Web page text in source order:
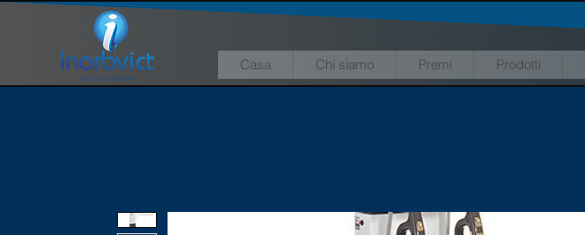
Casa Chi siamo Premi Prodotti